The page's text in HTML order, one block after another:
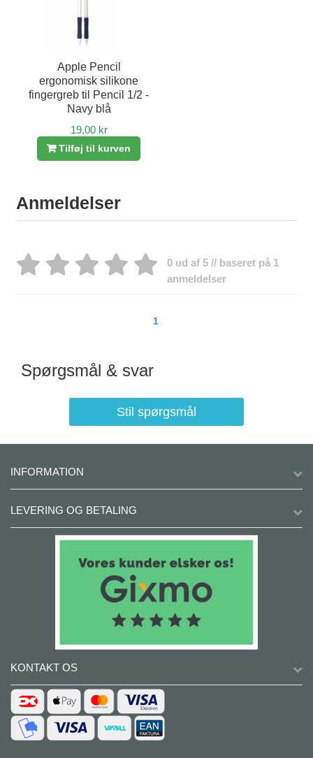
Apple Pencil
ergonomisk silikone
fingergreb til Pencil 1/2 -
Navy blå
19,00 kr
Tilføj til kurven
Anmeldelser
0 ud af 5 // baseret på 1
anmeldelser
1
Spørgsmål & svar
Stil spørgsmål
INFORMATION
LEVERING OG BETALING
KONTAKT OS